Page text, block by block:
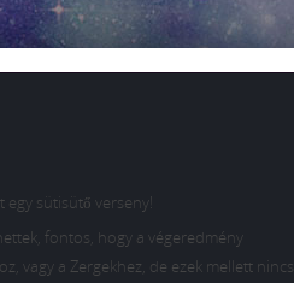
egy sütisütő verseny!
fontos, hogy a végeredmény
vagy a Zergekhez, de ezek mellett nincs